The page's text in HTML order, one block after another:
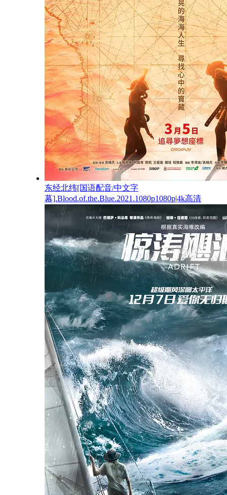
东经北纬[国语配音/中文字
幕].Blood.of.the.Blue.2021.1080p1080p|4k高清